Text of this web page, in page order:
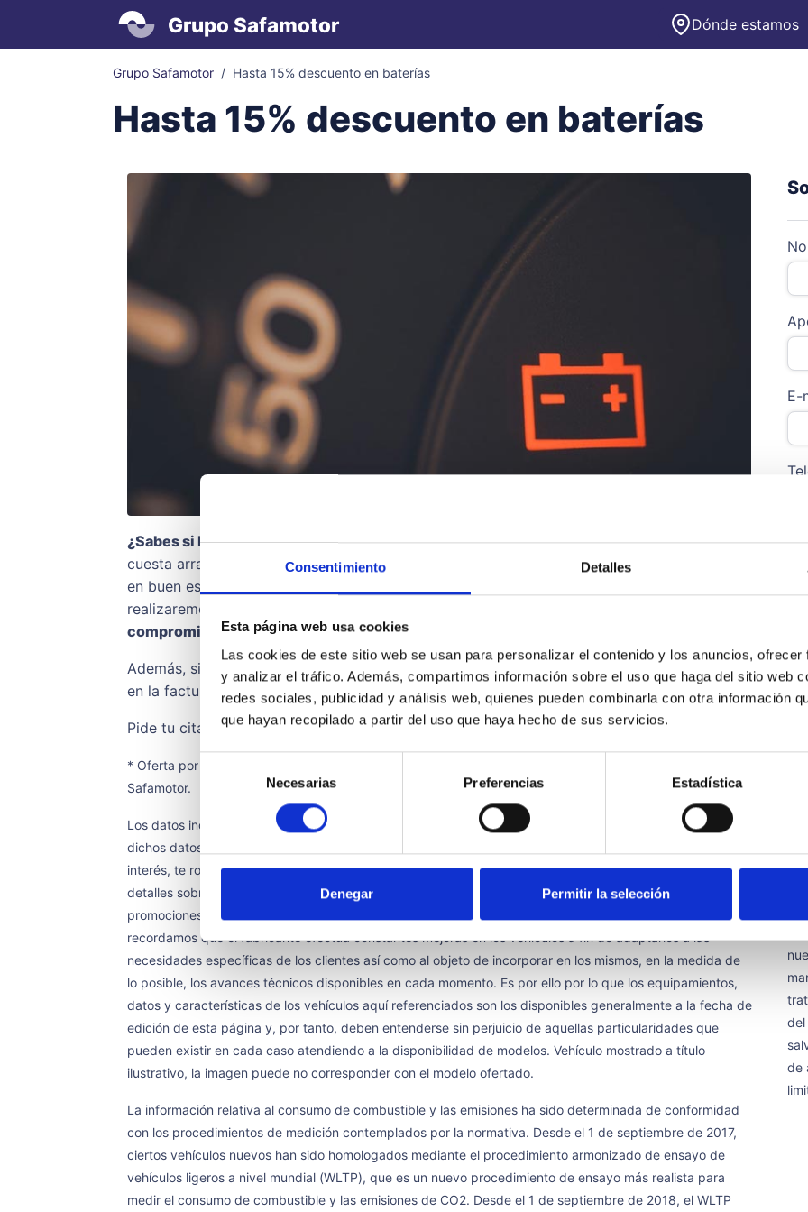
Consentimiento Detalles
Esta página web usa cookies
Las cookies de este sitio web se usan para personalizar el contenido y los anuncios,
y analizar el tráfico. Además, compartimos información sobre el uso que haga del sitio web
redes sociales, publicidad y análisis web, quienes pueden combinarla con otra información
que hayan recopilado a partir del uso que haya hecho de sus servicios.
consentimiento
Necesarias Preferencias Estadística
Denegar Permitir la selección
Grupo Safamotor Dónde estamos
Grupo Safamotor Hasta 15% descuento en baterías
Hasta 15% descuento en baterías
¿Sabes si la batería de tu vehículo está en buen estado?Si notas que últimamente le
cuesta arrancar más de lo habitual o simplemente quieres comprobar que tu batería esté
en buen estado
realizaremos una
compromiso
Además, si necesitas cambiar la batería, puedes conseguir hasta un 15% de descuento *
en la factura.
Pide tu cita previa aquí mismo.
* Oferta por tiempo limitado y según disponibilidad. Consulta condiciones en tu concesionario del Grupo
Safamotor.
Los datos indicados en esta página tienen carácter meramente informativo. Para concretar y/o clarificar
dichos datos, así como para formalizar un pedido concreto, o para cualquier otra cuestión que sea de tu
interés, te rogamos que completes el formulario al objeto de que nuestros asesores te informen con
detalles sobre las características, equipamiento de origen, opcionales, precio, datos, campañas,
promociones, disponibilidad de unidades, plazos de entrega, etc. del vehículo aquí referenciado. Te
recordamos que el fabricante efectúa constantes mejoras en los vehículos a fin de adaptarlos a las
necesidades específicas de los clientes así como al objeto de incorporar en los mismos, en la medida de
lo posible, los avances técnicos disponibles en cada momento. Es por ello por lo que los equipamientos,
datos y características de los vehículos aquí referenciados son los disponibles generalmente a la fecha de
edición de esta página y, por tanto, deben entenderse sin perjuicio de aquellas particularidades que
pueden existir en cada caso atendiendo a la disponibilidad de modelos. Vehículo mostrado a título
ilustrativo, la imagen puede no corresponder con el modelo ofertado.
La información relativa al consumo de combustible y las emisiones ha sido determinada de conformidad
con los procedimientos de medición contemplados por la normativa. Desde el 1 de septiembre de 2017,
ciertos vehículos nuevos han sido homologados mediante el procedimiento armonizado de ensayo de
vehículos ligeros a nivel mundial (WLTP), que es un nuevo procedimiento de ensayo más realista para
medir el consumo de combustible y las emisiones de CO2. Desde el 1 de septiembre de 2018, el WLTP
E-
del
de